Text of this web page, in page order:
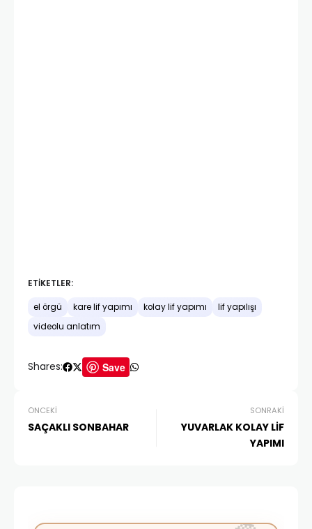
ETIKETLER:
el örgü kare lif yapımı kolay lif yapımı
lif yapılışı
videolu anlatım
Shares: Save
ÖNCEKI
SAÇAKLI SONBAHAR
SONRAKI
YUVARLAK KOLAY LİF
YAPIMI